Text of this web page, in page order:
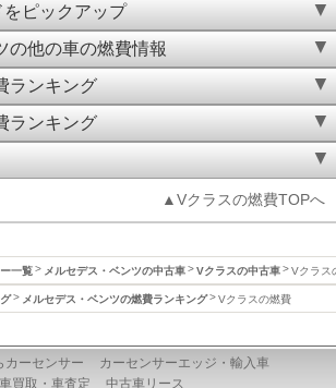
ピックアップ
の他の車の燃費情報
ランキング
ランキング
▲Vクラスの燃費TOPへ
一覧 メルセデス・ベンツの中古車 Vクラスの中古車 Vクラス
メルセデス・ベンツの燃費ランキング Vクラスの燃費
カーセンサー
カーセンサーエッジ・輸入車
車買取・車査定
中古車リース